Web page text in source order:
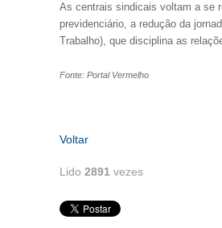
As centrais sindicais voltam a se
previdenciário, a redução da
Trabalho), que disciplina as
Fonte: Portal Vermelho
Voltar
Lido 2891 vezes